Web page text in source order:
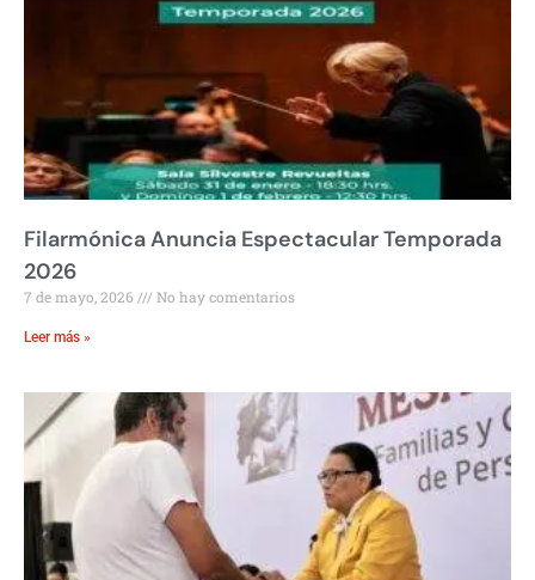
Filarmónica Anuncia Espectacular Temporada
2026
7 de mayo, 2026 No hay comentarios
Leer más »